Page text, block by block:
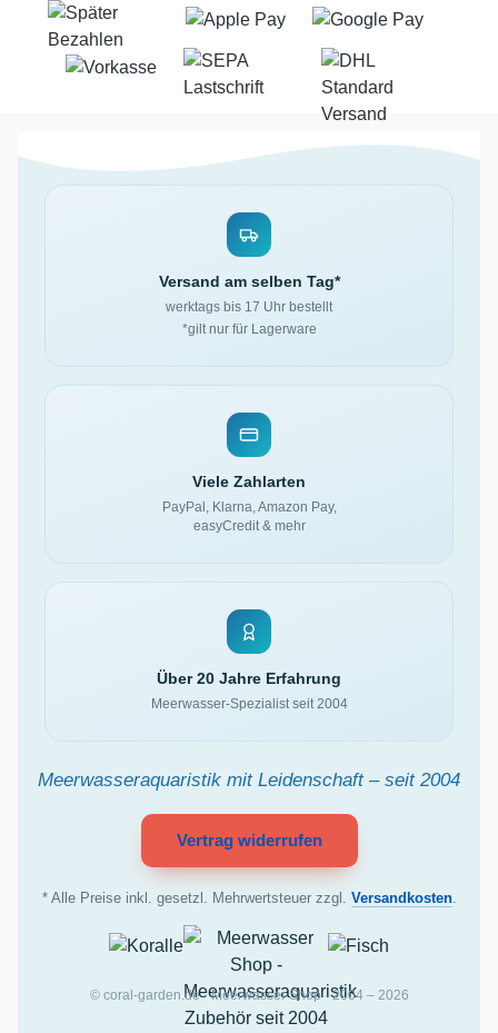
Versand am selben Tag*
werktags bis 17 Uhr bestellt
*gilt nur für Lagerware
Viele Zahlarten
PayPal, Klarna, Amazon Pay,
easyCredit & mehr
Über 20 Jahre Erfahrung
Meerwasser-Spezialist seit 2004
Meerwasseraquaristik mit Leidenschaft – seit 2004
Vertrag widerrufen
* Alle Preise inkl. gesetzl. Mehrwertsteuer zzgl. Versandkosten.
© coral-garden.de · Meerwasser Shop · 2004 – 2026